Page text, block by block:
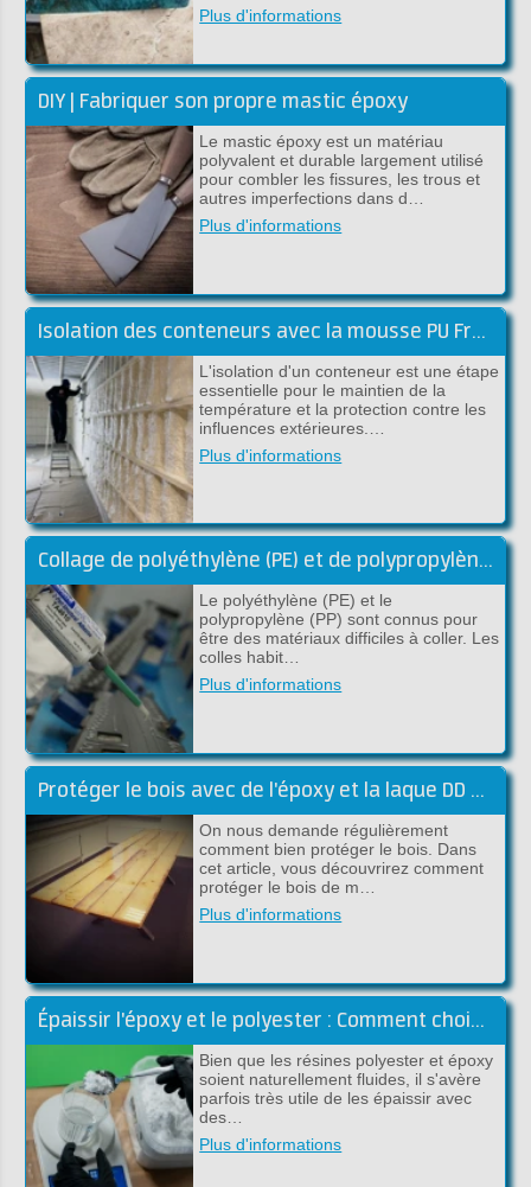
Plus d'informations
DIY | Fabriquer son propre mastic époxy
Le mastic époxy est un matériau
polyvalent et durable largement utilisé
pour combler les fissures, les trous et
autres imperfections dans d…
Plus d'informations
Isolation des conteneurs avec la mousse PU Froth-Pak
L'isolation d'un conteneur est une étape
essentielle pour le maintien de la
température et la protection contre les
influences extérieures.…
Plus d'informations
Collage de polyéthylène (PE) et de polypropylène (PP)
Le polyéthylène (PE) et le
polypropylène (PP) sont connus pour
être des matériaux difficiles à coller. Les
colles habit…
Plus d'informations
Protéger le bois avec de l'époxy et la laque DD Lak
On nous demande régulièrement
comment bien protéger le bois. Dans
cet article, vous découvrirez comment
protéger le bois de m…
Plus d'informations
Épaissir l'époxy et le polyester : Comment choisir la bonne charge !
Bien que les résines polyester et époxy
soient naturellement fluides, il s'avère
parfois très utile de les épaissir avec
des…
Plus d'informations